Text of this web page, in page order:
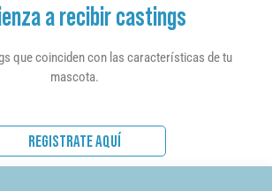
a recibir castings
que coinciden con las características de tu
mascota.
REGISTRATE AQUÍ